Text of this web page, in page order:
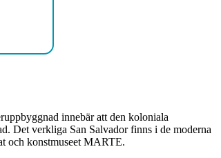
innebär att den koloniala
Det verkliga San Salvador finns i de moderna
och konstmuseet MARTE.